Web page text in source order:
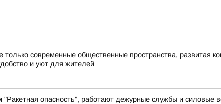
современные общественные пространства, развитая
и уют для жителей
"Ракетная опасность", работают дежурные службы и силовые